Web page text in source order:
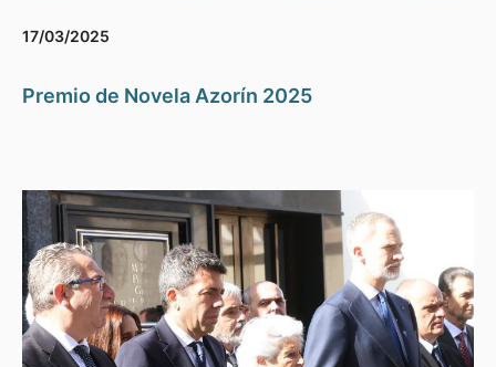
17/03/2025
Premio de Novela Azorín 2025